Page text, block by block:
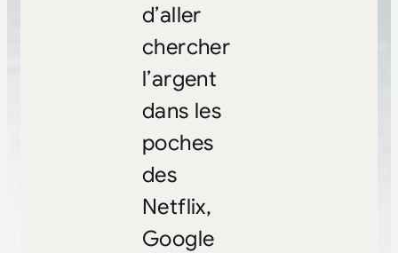
d’aller
chercher
l’argent
dans les
poches
des
Netflix,
Google